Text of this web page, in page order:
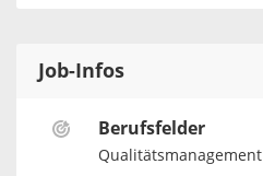
Job-Infos
Berufsfelder
Qualitätsmanagement